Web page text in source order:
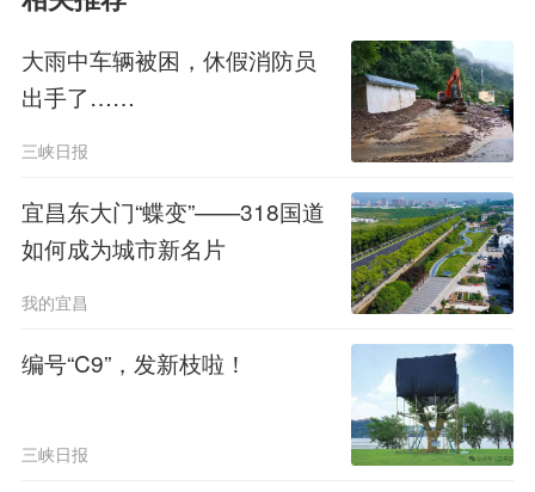
成独具特色的长江珍稀植物保育基地，
累计完成迁地保护珍稀植物2160余种、
3.2余万株，成活率超过90%，为全球
大型工程生物多样性保护提供了可借鉴
的中国方案。
39.6公里老国道
变身三峡网红风景线
当日中午，采访团乘车行至宜昌G
大雨中车辆被困，休假消防员
出手了……
三峡日报
宜昌东大门“蝶变”——318国道
如何成为城市新名片
我的宜昌
编号“C9”，发新枝啦！
三峡日报